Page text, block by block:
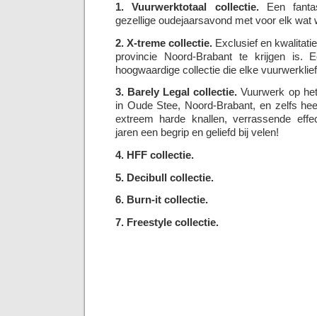
1. Vuurwerktotaal collectie.Een
gezellige oudejaarsavond met voor elk wat
2. X-treme collectie. Exclusief en
provincie Noord-Brabant te krijgen is.
hoogwaardige collectie die elke
3. Barely Legal collectie. Vuurwerk op
in Oude Stee, Noord-Brabant, en zelfs
extreem harde knallen, verrassende
jaren een begrip en geliefd bij velen!
4. HFF collectie.
5. Decibull collectie.
6. Burn-it collectie.
7. Freestyle collectie.